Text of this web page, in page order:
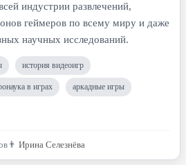
индустрии развлечений,
геймеров по всему миру и даже
научных исследований.
история видеоигр
в играх аркадные игры
👨 Ирина Селезнёва